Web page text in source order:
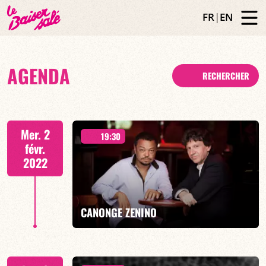
FR|EN
AGENDA RECHERCHER
Mer. 2
févr.
2022
19:30
CANONGE ZENINO
Duo Jazz